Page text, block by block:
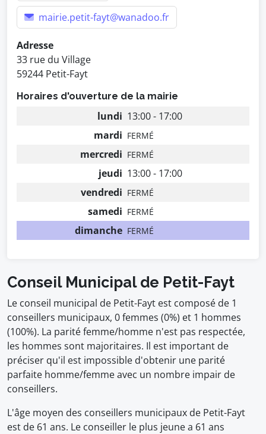
mairie.petit-fayt@wanadoo.fr
Adresse
33 rue du Village
59244 Petit-Fayt
Horaires d'ouverture de la mairie
lundi 13:00 - 17:00
mardi FERMÉ
mercredi FERMÉ
jeudi 13:00 - 17:00
vendredi FERMÉ
samedi FERMÉ
dimanche FERMÉ
Conseil Municipal de Petit-Fayt
Le conseil municipal de Petit-Fayt est composé de 1
conseillers municipaux, 0 femmes (0%) et 1 hommes
(100%). La parité femme/homme n'est pas respectée,
les hommes sont majoritaires. Il est important de
préciser qu'il est impossible d'obtenir une parité
parfaite homme/femme avec un nombre impair de
conseillers.
L'âge moyen des conseillers municipaux de Petit-Fayt
est de 61 ans. Le conseiller le plus jeune a 61 ans